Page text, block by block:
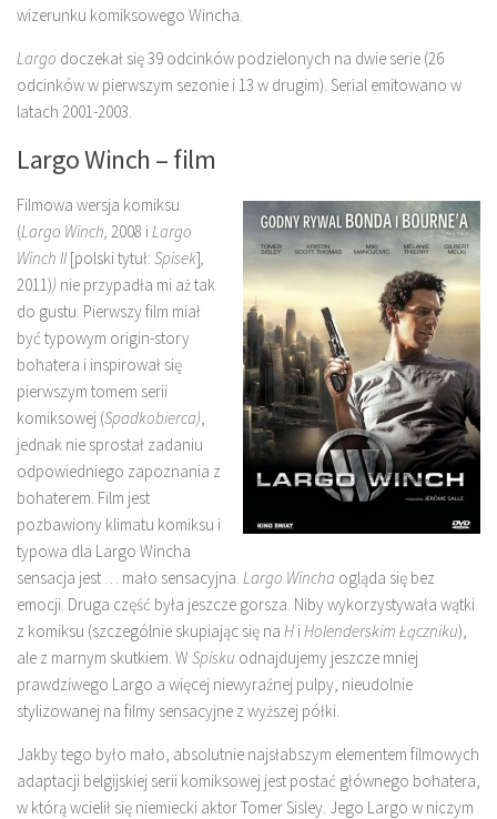
wizerunku komiksowego Wincha.
Largo doczekał się 39 odcinków podzielonych na dwie serie (26
odcinków w pierwszym sezonie i 13 w drugim). Serial emitowano w
latach 2001-2003.
Largo Winch – film
Filmowa wersja komiksu
(Largo Winch, 2008 iLargo
Winch II [polski tytuł: Spisek],
2011)) nie przypadła mi aż tak
do gustu. Pierwszy film miał
być typowym origin-story
bohatera i inspirował się
pierwszym tomem serii
komiksowej (Spadkobierca),
jednak nie sprostał zadaniu
odpowiedniego zapoznania z
bohaterem. Film jest
pozbawiony klimatu komiksu i
typowa dla Largo Wincha
sensacja jest … mało sensacyjna. Largo Wincha ogląda się bez
emocji. Druga część była jeszcze gorsza. Niby wykorzystywała wątki
z komiksu (szczególnie skupiając się na H iHolenderskim Łączniku),
ale z marnym skutkiem. W Spisku odnajdujemy jeszcze mniej
prawdziwego Largo a więcej niewyraźnej pulpy, nieudolnie
stylizowanej na filmy sensacyjne z wyższej półki.
Jakby tego było mało, absolutnie najsłabszym elementem filmowych
adaptacji belgijskiej serii komiksowej jest postać głównego bohatera,
w którą wcielił się niemiecki aktor Tomer Sisley. Jego Largo w niczym